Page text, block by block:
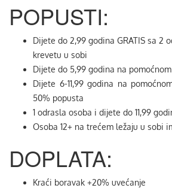
POPUSTI:
Dijete do 2,99 godina GRATIS sa 2
krevetu u sobi
Dijete do 5,99 godina na
Dijete 6-11,99 godina na
50% popusta
1 odrasla osoba i dijete do 11,99
Osoba 12+ na trećem ležaju u sobi
DOPLATA:
Kraći boravak +20% uvećanje